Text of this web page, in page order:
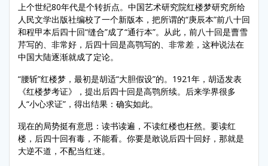
上个世纪80年代是个转折点。中国艺术研究院红楼梦研究所给
人民文学出版社编校了一个新版本，把所谓的“庚辰本”前八十回
和程甲本后四十回“缝合”成了“通行本”。从此，前八十回是曹雪
芹写的、非常好，后四十回是高鹗写的、非常差，这种说法在
中国大陆逐渐就成了定论。
“腰斩”红楼梦，最初是胡适“大胆假设”的。1921年，胡适发表
《红楼梦考证》，提出后四十回是高鹗所续。后来学界很多
人“小心求证”，得出结果：确实如此。
现在的局势挺有意思：读书读遍，不读红楼也枉然。要读红
楼，后四十回有毒，不能看。你要是敢说后四十回好，那就是
大逆不道，不配当红迷。